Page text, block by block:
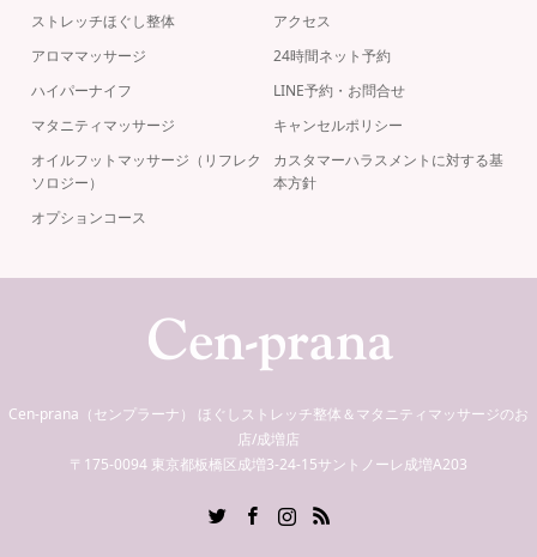
ストレッチほぐし整体
アロママッサージ
ハイパーナイフ
マタニティマッサージ
オイルフットマッサージ（リフレク
ソロジー）
オプションコース
アクセス
24時間ネット予約
LINE予約・お問合せ
キャンセルポリシー
カスタマーハラスメントに対する基
本方針
Cen-prana（センプラーナ） ほぐしストレッチ整体＆マタニティマッサージのお
店/成増店
〒175-0094 東京都板橋区成増3-24-15サントノーレ成増A203
RSS